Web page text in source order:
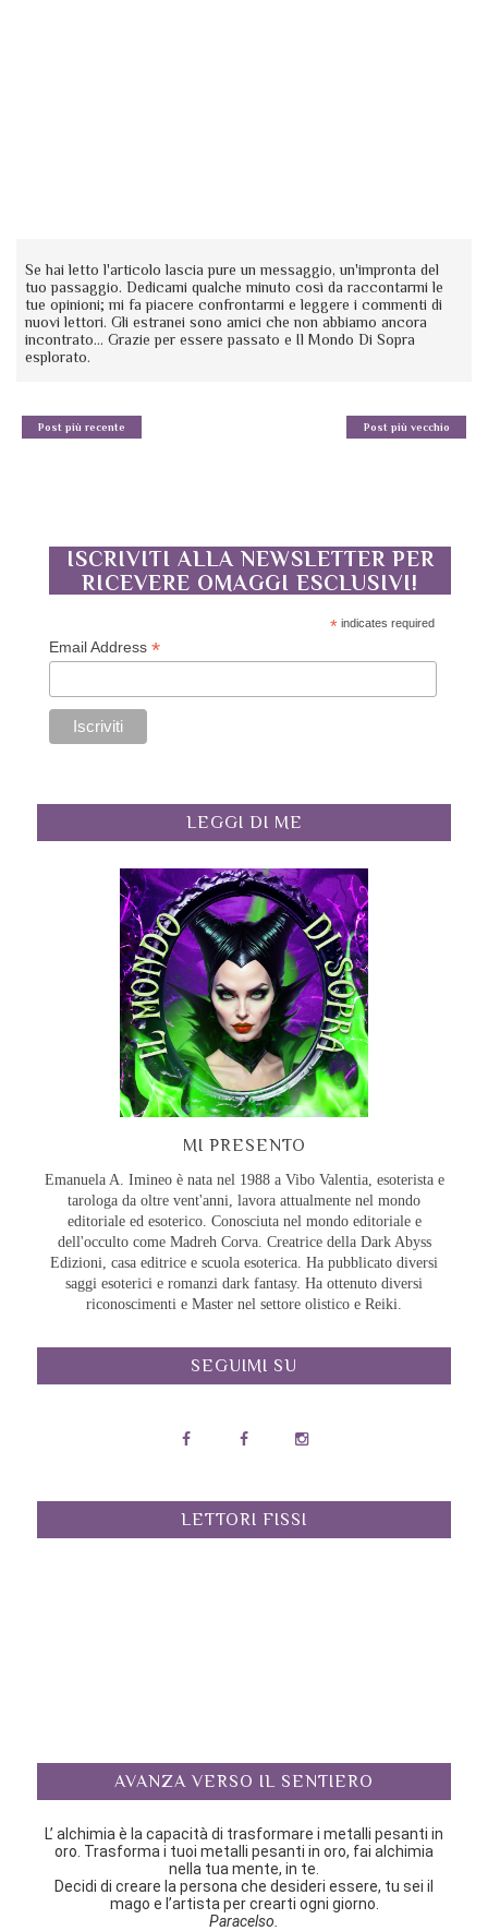
Se hai letto l'articolo lascia pure un messaggio, un'impronta del
tuo passaggio. Dedicami qualche minuto così da raccontarmi le
tue opinioni; mi fa piacere confrontarmi e leggere i commenti di
nuovi lettori. Gli estranei sono amici che non abbiamo ancora
incontrato... Grazie per essere passato e Il Mondo Di Sopra
esplorato.
Post più recente Post più vecchio
ISCRIVITI ALLA NEWSLETTER PER
RICEVERE OMAGGI ESCLUSIVI!
* indicates required
Email Address*
LEGGI DI ME
MI PRESENTO
Emanuela A. Imineo è nata nel 1988 a Vibo Valentia, esoterista e
tarologa da oltre vent'anni, lavora attualmente nel mondo
editoriale ed esoterico. Conosciuta nel mondo editoriale e
dell'occulto come Madreh Corva. Creatrice della Dark Abyss
Edizioni, casa editrice e scuola esoterica. Ha pubblicato diversi
saggi esoterici e romanzi dark fantasy. Ha ottenuto diversi
riconoscimenti e Master nel settore olistico e Reiki.
SEGUIMI SU
LETTORI FISSI
AVANZA VERSO IL SENTIERO
L’ alchimia è la capacità di trasformare i metalli pesanti in
oro. Trasforma i tuoi metalli pesanti in oro, fai alchimia
nella tua mente, in te.
Decidi di creare la persona che desideri essere, tu sei il
mago e l’artista per crearti ogni giorno.
Paracelso.